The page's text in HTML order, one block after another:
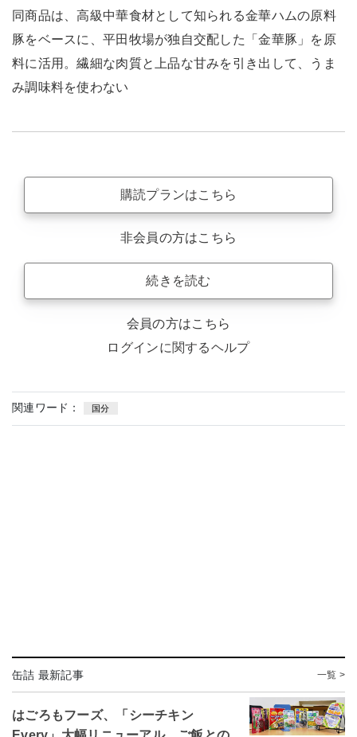
同商品は、高級中華食材として知られる金華ハムの原料
豚をベースに、平田牧場が独自交配した「金華豚」を原
料に活用。繊細な肉質と上品な甘みを引き出して、うま
み調味料を使わない
購読プランはこちら
非会員の方はこちら
続きを読む
会員の方はこちら
ログインに関するヘルプ
関連ワード： 国分
缶詰 最新記事 一覧 >
はごろもフーズ、「シーチキン